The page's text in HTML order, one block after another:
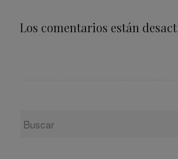
Los comentarios están